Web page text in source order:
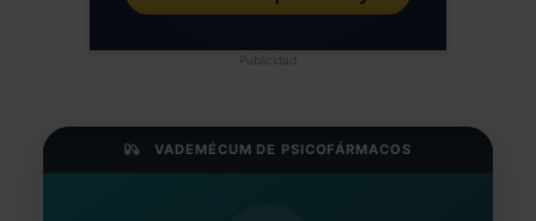
Publicidad
VADEMÉCUM DE PSICOFÁRMACOS